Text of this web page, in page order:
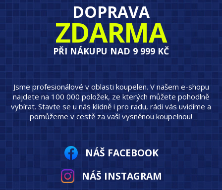
DOPRAVA
ZDARMA
PŘI NÁKUPU NAD 9 999 KČ
Jsme profesionálové v oblasti koupelen. V našem e-shopu
najdete na 100 000 položek, ze kterých můžete pohodlně
vybírat. Stavte se u nás klidně i pro radu, rádi vás uvidíme a
pomůžeme v cestě za vaší vysněnou koupelnou!
NÁŠ FACEBOOK
NÁŠ INSTAGRAM